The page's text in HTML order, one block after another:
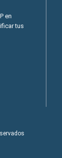
en
tus